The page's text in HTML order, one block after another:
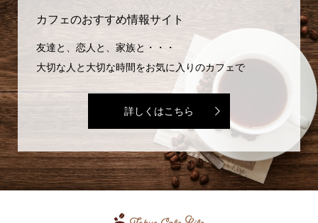
カフェのおすすめ情報サイト
友達と、恋人と、家族と・・・
大切な人と大切な時間をお気に入りのカフェで
詳しくはこちら